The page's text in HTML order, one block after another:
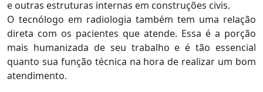
e outras estruturas internas em construções civis.
O tecnólogo em radiologia também tem uma relação
direta com os pacientes que atende. Essa é a porção
mais humanizada de seu trabalho e é tão essencial
quanto sua função técnica na hora de realizar um bom
atendimento.